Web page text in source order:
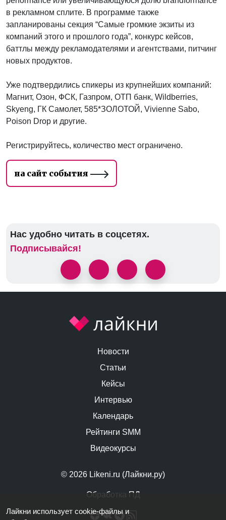
в рекламном сплите. В программе также
запланированы секция “Самые громкие экзиты из
компаний этого и прошлого года”, конкурс кейсов,
баттлы между рекламодателями и агентствами, питчинг
новых продуктов.
Уже подтвердились спикеры из крупнейших компаний:
Магнит, Озон, ФСК, Газпром, ОТП банк, Wildberries,
Skyeng, ГК Самолет, 585*ЗОЛОТОЙ, Vivienne Sabo,
Poison Drop и другие.
Регистрируйтесь, количество мест ограничено.
на сайт события
Нас удобно читать в соцсетях.
Подписывайся!
© 2026 Likeni.ru (Лайкни.ру)
Обработка ПД
Новости
Статьи
Кейсы
Интервью
Календарь
Рейтинги SMM
Видеокурсы
Лайкни использует cookie-файлы и